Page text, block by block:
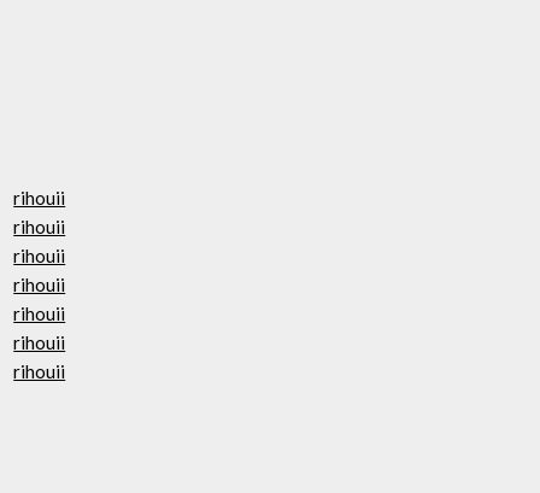
rihouii
rihouii
rihouii
rihouii
rihouii
rihouii
rihouii